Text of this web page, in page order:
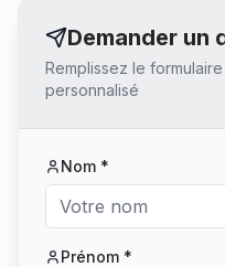
Demander un
Remplissez le
personnalisé
Nom *
Prénom *